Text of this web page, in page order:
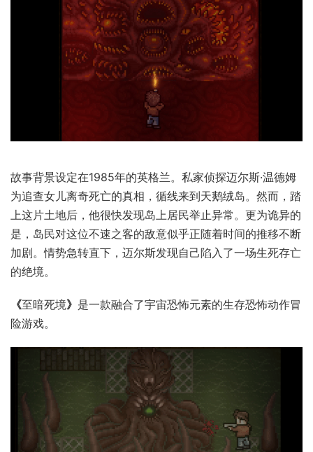
故事背景设定在1985年的英格兰。私家侦探迈尔斯·温德姆
为追查女儿离奇死亡的真相，循线来到天鹅绒岛。然而，踏
上这片土地后，他很快发现岛上居民举止异常。更为诡异的
是，岛民对这位不速之客的敌意似乎正随着时间的推移不断
加剧。情势急转直下，迈尔斯发现自己陷入了一场生死存亡
的绝境。
《至暗死境》 是一款融合了宇宙恐怖元素的生存恐怖动作冒
险游戏。